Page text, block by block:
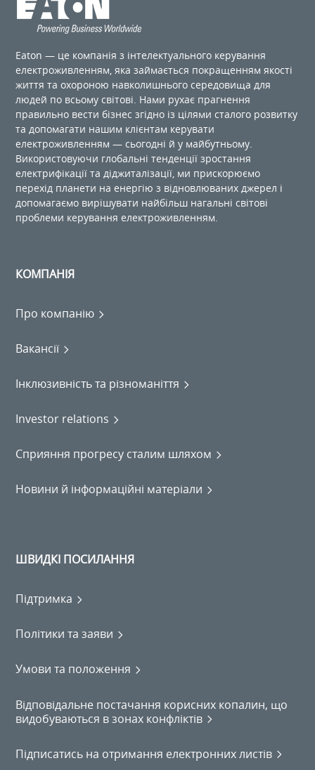
Eaton — це компанія з інтелектуального керування
електроживленням, яка займається покращенням якості
життя та охороною навколишнього середовища для
людей по ​​всьому світові. Нами рухає прагнення
правильно вести бізнес згідно із цілями сталого розвитку
та допомагати нашим клієнтам керувати
електроживленням — сьогодні й у майбутньому.
Використовуючи глобальні тенденції зростання
електрифікації та діджиталізації, ми прискорюємо
перехід планети на енергію з відновлюваних джерел і
допомагаємо вирішувати найбільш нагальні світові
проблеми керування електроживленням.
КОМПАНІЯ
Про компанію
Вакансії
Інклюзивність та різноманіття
Investor relations
Сприяння прогресу сталим шляхом
Новини й інформаційні матеріали
ШВИДКІ ПОСИЛАННЯ
Підтримка
Політики та заяви
Умови та положення
Відповідальне постачання корисних копалин, що
видобуваються в зонах конфліктів
Підписатись на отримання електронних листів